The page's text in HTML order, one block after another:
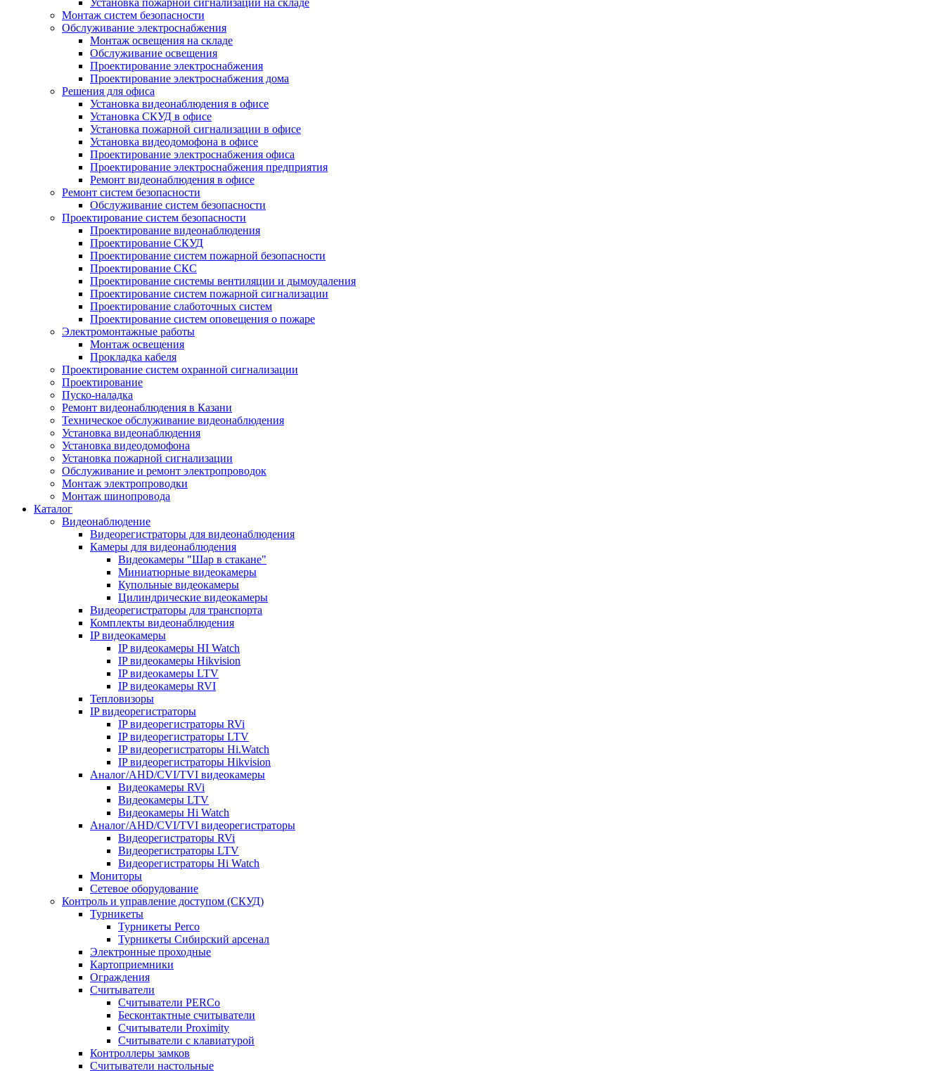
Установка пожарной сигнализации на складе
Монтаж систем безопасности
Обслуживание электроснабжения
Монтаж освещения на складе
Обслуживание освещения
Проектирование электроснабжения
Проектирование электроснабжения дома
Решения для офиса
Установка видеонаблюдения в офисе
Установка СКУД в офисе
Установка пожарной сигнализации в офисе
Установка видеодомофона в офисе
Проектирование электроснабжения офиса
Проектирование электроснабжения предприятия
Ремонт видеонаблюдения в офисе
Ремонт систем безопасности
Обслуживание систем безопасности
Проектирование систем безопасности
Проектирование видеонаблюдения
Проектирование СКУД
Проектирование систем пожарной безопасности
Проектирование СКС
Проектирование системы вентиляции и дымоудаления
Проектирование систем пожарной сигнализации
Проектирование слаботочных систем
Проектирование систем оповещения о пожаре
Электромонтажные работы
Монтаж освещения
Прокладка кабеля
Проектирование систем охранной сигнализации
Проектирование
Пуско-наладка
Ремонт видеонаблюдения в Казани
Техническое обслуживание видеонаблюдения
Установка видеонаблюдения
Установка видеодомофона
Установка пожарной сигнализации
Обслуживание и ремонт электропроводок
Монтаж электропроводки
Монтаж шинопровода
Каталог
Видеонаблюдение
Видеорегистраторы для видеонаблюдения
Камеры для видеонаблюдения
Видеокамеры "Шар в стакане"
Миниатюрные видеокамеры
Купольные видеокамеры
Цилиндрические видеокамеры
Видеорегистраторы для транспорта
Комплекты видеонаблюдения
IP видеокамеры
IP видеокамеры HI Watch
IP видеокамеры Hikvision
IP видеокамеры LTV
IP видеокамеры RVI
Тепловизоры
IP видеорегистраторы
IP видеорегистраторы RVi
IP видеорегистраторы LTV
IP видеорегистраторы Hi.Watch
IP видеорегистраторы Hikvision
Аналог/AHD/CVI/TVI видеокамеры
Видеокамеры RVi
Видеокамеры LTV
Видеокамеры Hi Watch
Аналог/AHD/CVI/TVI видеорегистраторы
Видеорегистраторы RVi
Видеорегистраторы LTV
Видеорегистраторы Hi Watch
Мониторы
Сетевое оборудование
Контроль и управление доступом (СКУД)
Турникеты
Турникеты Perco
Турникеты Сибирский арсенал
Электронные проходные
Картоприемники
Ограждения
Считыватели
Считыватели PERCo
Бесконтактные считыватели
Считыватели Proximity
Считыватели с клавиатурой
Контроллеры замков
Считыватели настольные